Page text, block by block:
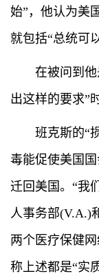
始”，他认为美
就包括“总统可
在被问到
出这样的要求”
班克斯的“
毒能促使美国
迁回美国。“我
人事务部
两个医疗保健
称上述都是“实